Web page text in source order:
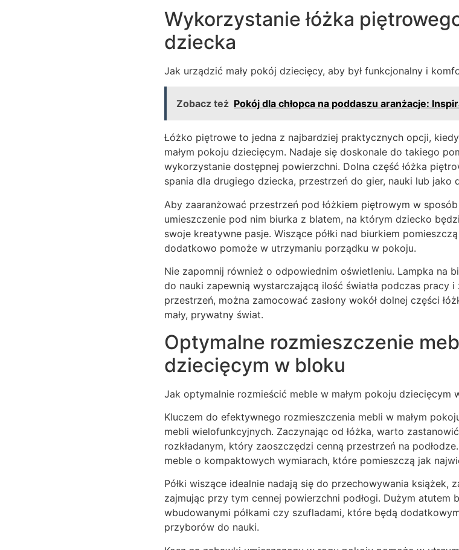
Wykorzystanie łóżka
dziecka
Jak urządzić mały pokój dziecięcy, aby był funkcjonalny i
Zobacz też Pokój dla chłopca na poddaszu aranżacje:
Łóżko piętrowe to jedna z najbardziej praktycznych opcji,
małym pokoju dziecięcym. Nadaje się doskonale do takiego
wykorzystanie dostępnej powierzchni. Dolna część łóżka
spania dla drugiego dziecka, przestrzeń do gier, nauki lub
Aby zaaranżować przestrzeń pod łóżkiem piętrowym w
umieszczenie pod nim biurka z blatem, na którym dziecko
swoje kreatywne pasje. Wiszące półki nad biurkiem
dodatkowo pomoże w utrzymaniu porządku w pokoju.
Nie zapomnij również o odpowiednim oświetleniu. Lampka na
do nauki zapewnią wystarczającą ilość światła podczas pracy
przestrzeń, można zamocować zasłony wokół dolnej części
mały, prywatny świat.
Optymalne rozmieszczenie
dziecięcym w bloku
Jak optymalnie rozmieścić meble w małym pokoju dziecięcym
Kluczem do efektywnego rozmieszczenia mebli w małym
mebli wielofunkcyjnych. Zaczynając od łóżka, warto
rozkładanym, który zaoszczędzi cenną przestrzeń na
meble o kompaktowych wymiarach, które pomieszczą jak
Półki wiszące idealnie nadają się do przechowywania książek,
zajmując przy tym cennej powierzchni podłogi. Dużym atutem
wbudowanymi półkami czy szufladami, które będą
przyborów do nauki.